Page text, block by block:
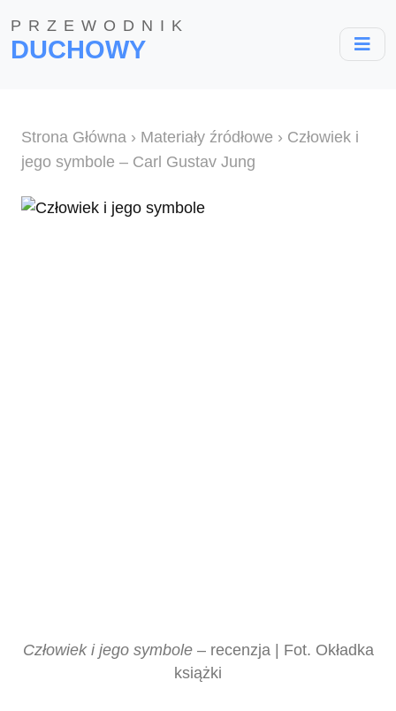
PRZEWODNIK
DUCHOWY
Strona Główna › Materiały źródłowe › Człowiek i
jego symbole – Carl Gustav Jung
Człowiek i jego symbole– recenzja | Fot. Okładka
książki